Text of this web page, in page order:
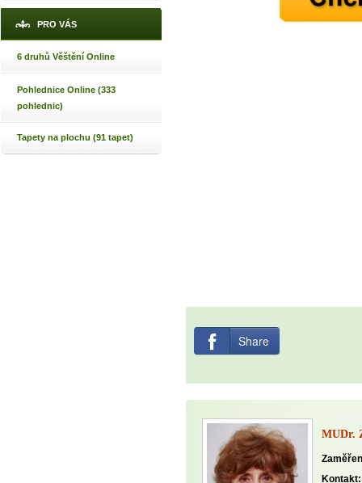
PRO VÁS
6 druhů Věštění Online
Pohlednice Online (333
pohlednic)
Tapety na plochu (91 tapet)
Share
MUDr.
Kontakt: